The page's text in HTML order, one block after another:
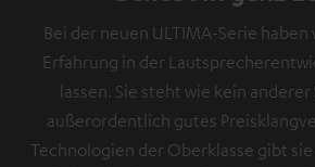
Bei der neuen ULTIMA-Serie
Erfahrung in der
lassen. Sie steht wie kein
außerordentlich gutes
Technologien der Oberklasse gibt